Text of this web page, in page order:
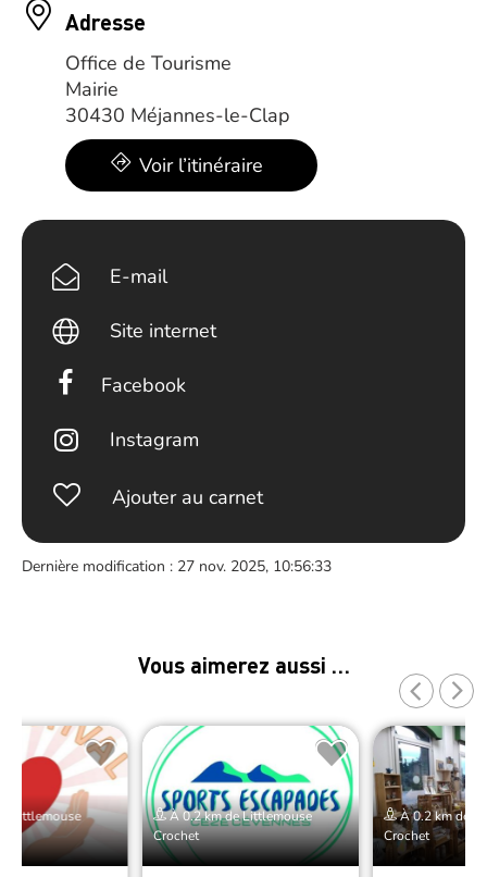
Adresse
Office de Tourisme
Mairie
30430 Méjannes-le-Clap
Voir l’itinéraire
E-mail
Site internet
Facebook
Instagram
Ajouter au carnet
Dernière modification : 27 nov. 2025, 10:56:33
Vous aimerez aussi …
Littlemouse
À 0.2 km de Littlemouse
Crochet
À 0.2 km de
Crochet